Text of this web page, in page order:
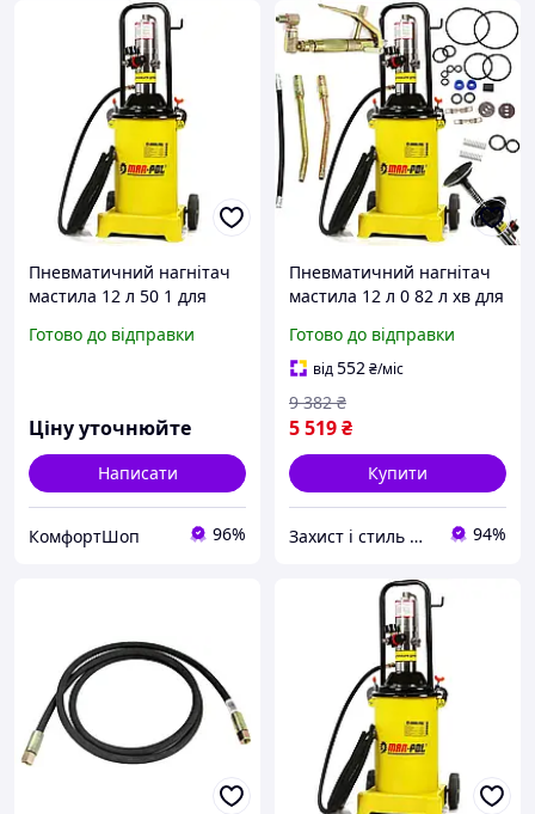
Пневматичний нагнітач
мастила 12 л 50 1 для
Mar-pol BT-0693
Готово до відправки
Ціну уточнюйте
Написати
КомфортШоп 96%
Пневматичний нагнітач
мастила 12 л 0 82 л хв для
жовтий Mar-pol HE1034
Готово до відправки
від552₴/міс
5 519₴
9 382 ₴
Купити
Захист і стиль — в одному магазині 94%